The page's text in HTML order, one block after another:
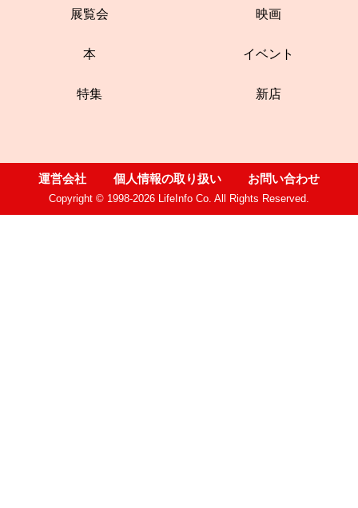
展覧会 映画
本 イベント
特集 新店
運営会社 個人情報の取り扱い お問い合わせ
Copyright © 1998-2026 LifeInfo Co. All Rights Reserved.